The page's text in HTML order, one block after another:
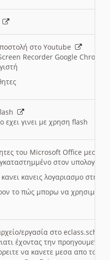
στο Youtube
Recorder Google Chrome
εχει γινει με χρηση flash
του Microsoft Office μεσω
στον
κανεις λογαριασμο στη
το πώς μπορω να
εργασία στο eclass.sch.gr
έχοντας την
να κανετε μεσα απο το